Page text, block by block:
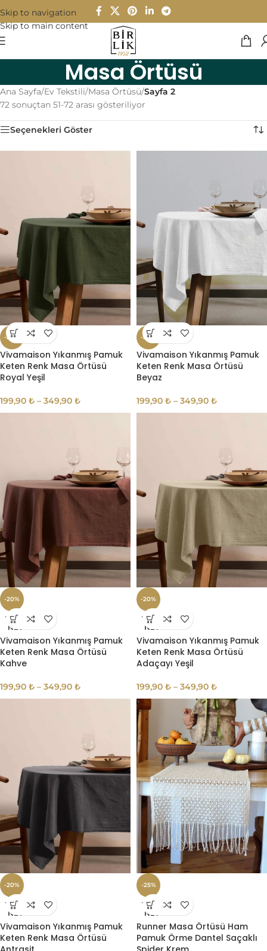
Skip to navigation
Skip to main content
Masa Örtüsü
Ana Sayfa/Ev Tekstili/Masa Örtüsü/Sayfa 2
72 sonuçtan 51-72 arası gösteriliyor
Seçenekleri Göster
-20%
Vivamaison Yıkanmış Pamuk
Keten Renk Masa Örtüsü
Royal Yeşil
199,90 ₺ – 349,90 ₺
-20%
Vivamaison Yıkanmış Pamuk
Keten Renk Masa Örtüsü
Beyaz
199,90 ₺ – 349,90 ₺
-20%
TÜKE
NDI
Vivamaison Yıkanmış Pamuk
Keten Renk Masa Örtüsü
Kahve
199,90 ₺ – 349,90 ₺
-20%
TÜKE
NDI
Vivamaison Yıkanmış Pamuk
Keten Renk Masa Örtüsü
Adaçayı Yeşil
199,90 ₺ – 349,90 ₺
-20%
TÜKE
NDI
Vivamaison Yıkanmış Pamuk
Keten Renk Masa Örtüsü
-25%
TÜKE
NDI
Runner Masa Örtüsü Ham
Pamuk Örme Dantel Saçaklı